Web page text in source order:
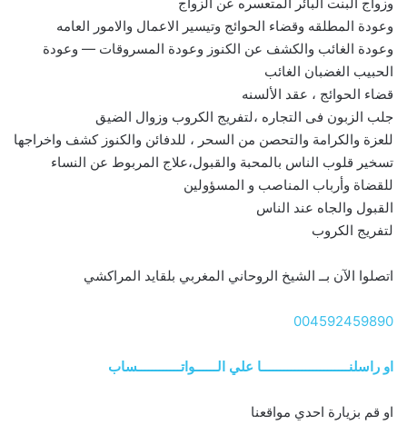
وعودة المطلقه وقضاء الحوائج وتيسير الاعمال والامور العامه
وعودة الغائب والكشف عن الكنوز وعودة المسروقات — وعودة
الحبيب الغضبان الغائب
قضاء الحوائج ، عقد الألسنه
جلب الزبون فى التجاره ،لتفريج الكروب وزوال الضيق
للعزة والكرامة والتحصن من السحر ، للدفائن والكنوز كشف واخراجها
تسخير قلوب الناس بالمحبة والقبول،علاج المربوط عن النساء
للقضاة وأرباب المناصب و المسؤولين
القبول والجاه عند الناس
لتفريج الكروب
اتصلوا الآن بــ الشيخ الروحاني المغربي بلقايد المراكشي
004592459890
او راسلنــــــــــــــــــــــــا علي الــــــواتــــــــــــساب
او قم بزيارة احدي مواقعنا